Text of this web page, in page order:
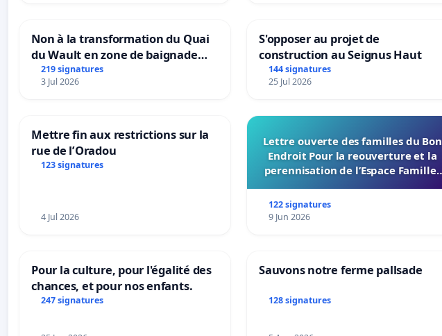
Non à la transformation du Quai
du Wault en zone de baignade
urbaine
219 signatures
3 Jul 2026
S'opposer au projet de
construction au Seignus Haut
144 signatures
25 Jul 2026
Mettre fin aux restrictions sur la
rue de l’Oradou
123 signatures
4 Jul 2026
Lettre ouverte des familles du Bon
Endroit Pour la reouverture et la
perennisation de l’Espace Familles
122 signatures
9 Jun 2026
Pour la culture, pour l'égalité des
chances, et pour nos enfants.
247 signatures
Sauvons notre ferme pallsade
128 signatures